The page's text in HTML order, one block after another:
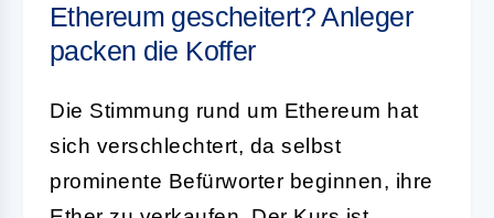
Ethereum gescheitert? Anleger
packen die Koffer
Die Stimmung rund um Ethereum hat
sich verschlechtert, da selbst
prominente Befürworter beginnen, ihre